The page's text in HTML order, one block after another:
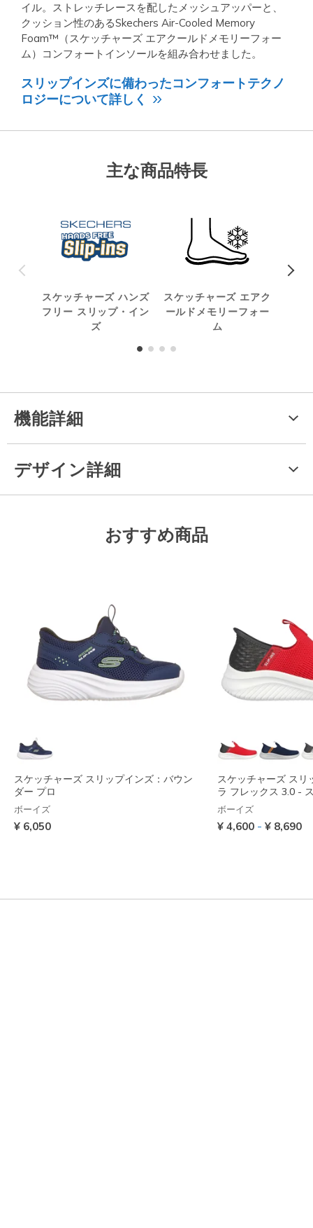
イル。ストレッチレースを配したメッシュアッパーと、
クッション性のあるSkechers Air-Cooled Memory
Foam™（スケッチャーズ エアクールドメモリーフォー
ム）コンフォートインソールを組み合わせました。
スリップインズに備わったコンフォートテクノ
ロジーについて詳しく
主な商品特長
スケッチャーズ ハンズ
フリー スリップ・イン
ズ
スケッチャーズ エアク
ールドメモリーフォー
ム
機能詳細
デザイン詳細
おすすめ商品
スケッチャーズ スリップインズ：バウン
ダー プロ
ボーイズ
¥ 6,050
スケッチャーズ スリ
ラ フレックス 3.0 -
ボーイズ
¥ 4,600 - ¥ 8,690